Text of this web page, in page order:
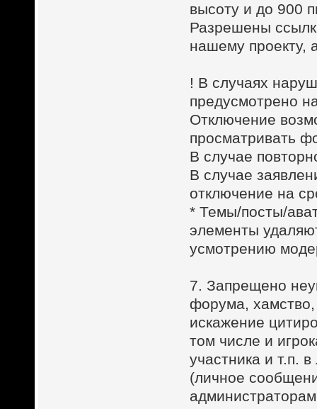
высоту и до 900
Разрешены
нашему проекту,
! В случаях
предусмотрено
Отключение
просматривать
В случае
В случае
отключение на
* Темы/посты/
элементы
усмотрению
7. Запрещено
форума,
искажение
том числе и
участника и т.п.
(личное